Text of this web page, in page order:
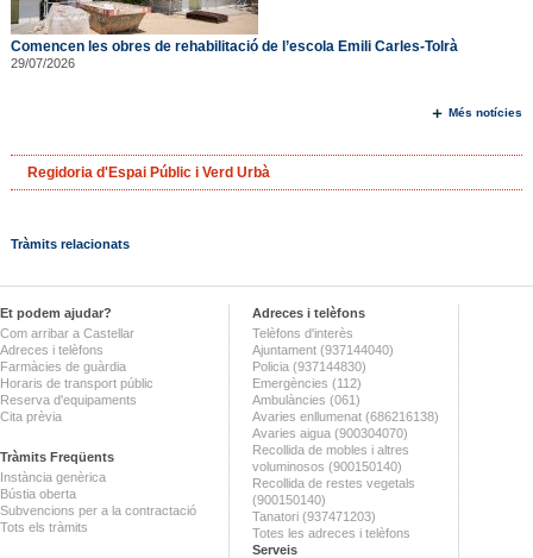
Comencen les obres de rehabilitació de l’escola Emili Carles-Tolrà
29/07/2026
Més notícies
Regidoria d'Espai Públic i Verd Urbà
Tràmits relacionats
Et podem ajudar?
Com arribar a Castellar
Adreces i telèfons
Farmàcies de guàrdia
Horaris de transport públic
Reserva d'equipaments
Cita prèvia
Tràmits Freqüents
Instància genèrica
Bústia oberta
Subvencions per a la contractació
Tots els tràmits
Adreces i telèfons
Telèfons d'interès
Ajuntament (937144040)
Policia (937144830)
Emergències (112)
Ambulàncies (061)
Avaries enllumenat (686216138)
Avaries aigua (900304070)
Recollida de mobles i altres
voluminosos (900150140)
Recollida de restes vegetals
(900150140)
Tanatori (937471203)
Totes les adreces i telèfons
Serveis